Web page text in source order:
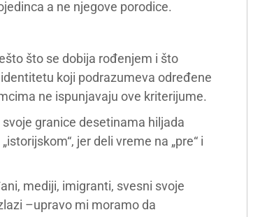
a ne njegove porodice.
što se dobija rođenjem i što
koji podrazumeva određene
ne ispunjavaju ove kriterijume.
granice desetinama hiljada
jer deli vreme na „pre“ i
mediji, imigranti, svesni svoje
–upravo mi moramo da